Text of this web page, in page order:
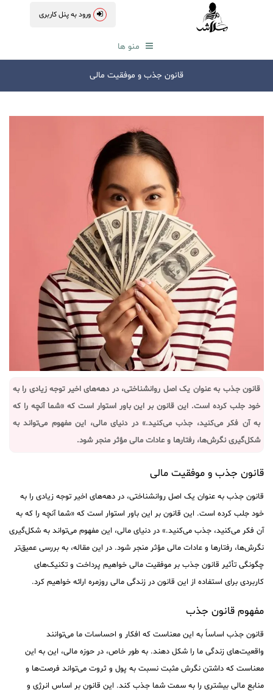
ورود به پنل کاربری
منو ها
قانون جذب و موفقیت مالی
قانون جذب به عنوان یک اصل روانشناختی، در دهه‌های اخیر توجه زیادی را به
خود جلب کرده است. این قانون بر این باور استوار است که «شما آنچه را که
به آن فکر می‌کنید، جذب می‌کنید.» در دنیای مالی، این مفهوم می‌تواند به
شکل‌گیری نگرش‌ها، رفتارها و عادات مالی مؤثر منجر شود.
قانون جذب و موفقیت مالی
قانون جذب به عنوان یک اصل روانشناختی، در دهه‌های اخیر توجه زیادی را به
خود جلب کرده است. این قانون بر این باور استوار است که «شما آنچه را که به
آن فکر می‌کنید، جذب می‌کنید.» در دنیای مالی، این مفهوم می‌تواند به شکل‌گیری
نگرش‌ها، رفتارها و عادات مالی مؤثر منجر شود. در این مقاله، به بررسی عمیق‌تر
چگونگی تأثیر قانون جذب بر موفقیت مالی خواهیم پرداخت و تکنیک‌های
کاربردی برای استفاده از این قانون در زندگی مالی روزمره ارائه خواهیم کرد.
مفهوم قانون جذب
قانون جذب اساساً به این معناست که افکار و احساسات ما می‌توانند
واقعیت‌های زندگی ما را شکل دهند. به طور خاص، در حوزه مالی، این به این
معناست که داشتن نگرش مثبت نسبت به پول و ثروت می‌تواند فرصت‌ها و
منابع مالی بیشتری را به سمت شما جذب کند. این قانون بر اساس انرژی و